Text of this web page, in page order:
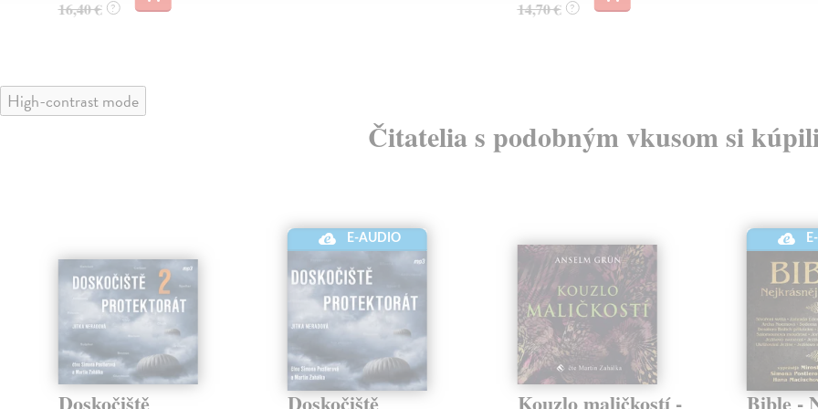
16,40 € ? 14,70 € ?
High-contrast mode
Čitatelia s podobným vkusom si
E-AUDIO